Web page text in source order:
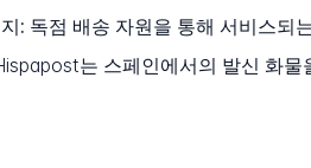
: 독점 배송 자원을 통해 서비스되
는 스페인에서의 발신 화